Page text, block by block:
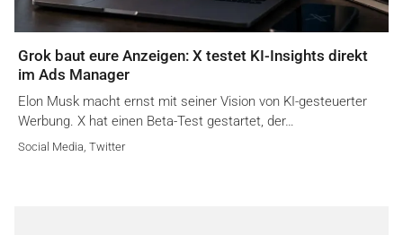
Grok baut eure Anzeigen: X testet KI-Insights direkt
im Ads Manager
Elon Musk macht ernst mit seiner Vision von KI-gesteuerter
Werbung. X hat einen Beta-Test gestartet, der…
Social Media, Twitter